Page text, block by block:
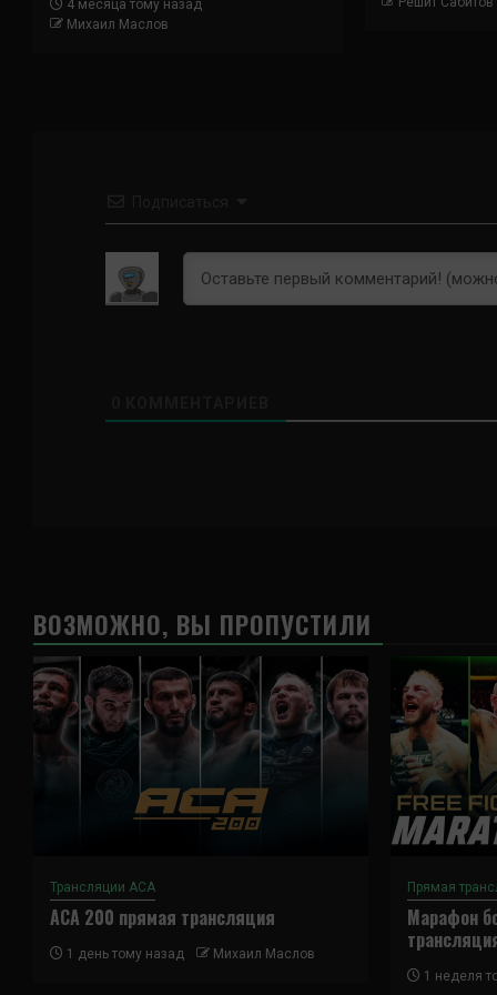
4 месяца тому назад
Михаил Маслов
ВОЗМОЖНО, ВЫ ПРОПУСТИЛИ
Трансляции ACA
ACA 200 прямая трансляция
1 день тому назад Михаил Маслов
Прямая
Марафон
1 неделя